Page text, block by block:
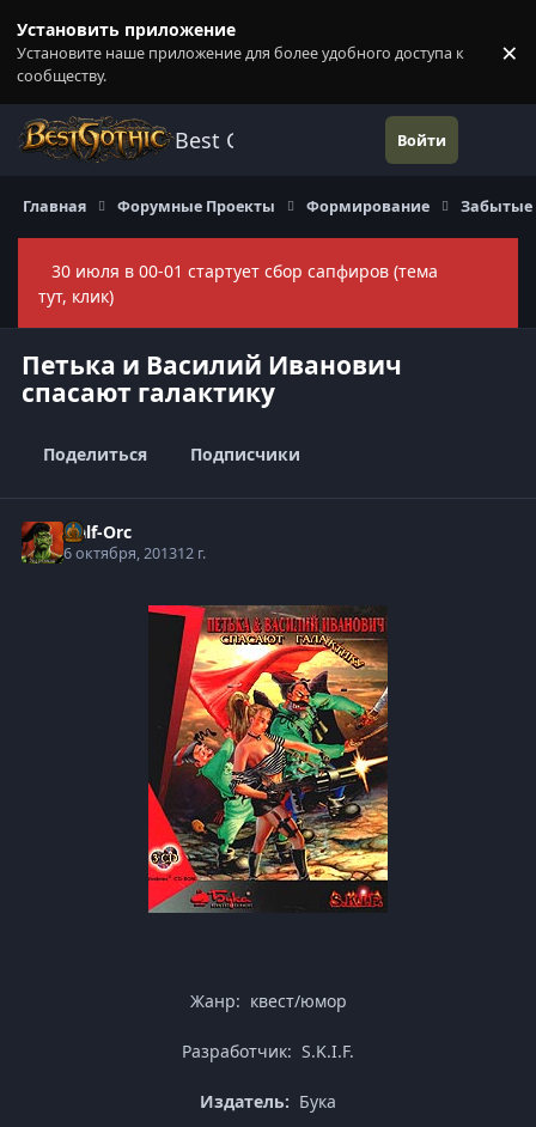
Установить приложение
Установите наше приложение для более удобного доступа к
сообществу.
×
Best Gothic Forums Войти
Главная Форумные Проекты Формирование
30 июля в 00-01 стартует сбор сапфиров (тема
тут, клик)
Петька и Василий Иванович
спасают галактику
Поделиться Подписчики
Half-Orc
6 октября, 201312 г.
Жанр: квест/юмор
Разработчик: S.K.I.F.
Издатель: Бука